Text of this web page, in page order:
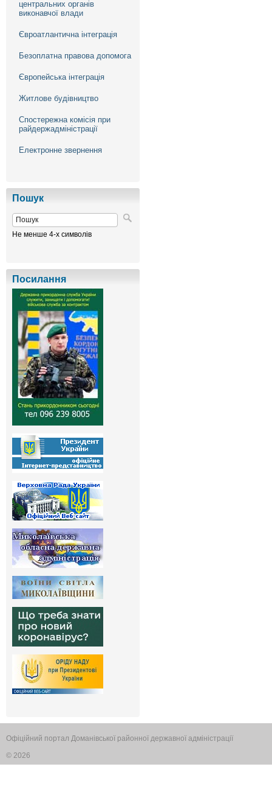
центральних органів
виконавчої влади
Євроатлантична інтеграція
Безоплатна правова допомога
Європейська інтеграція
Житлове будівництво
Спостережна комісія при
райдержадміністрації
Електронне звернення
Пошук
Не менше 4-х символів
Посилання
Офіційний портал Доманівської районної державної адміністрації
© 2026